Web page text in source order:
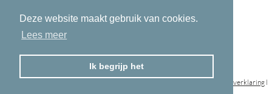
Deze website maakt gebruik van cookies.
Lees meer
Ik begrijp het
privacyverklaring l